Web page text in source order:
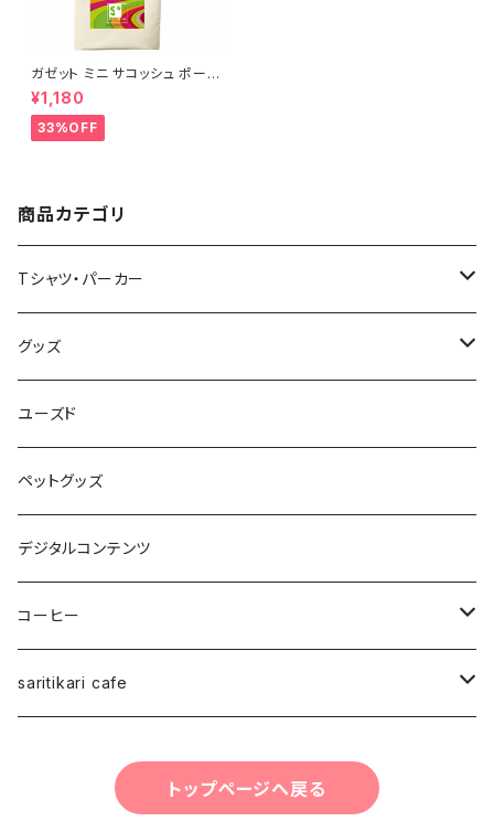
ガゼット ミニ サコッシュ ポーチ
キャンバス ファスナーポーチ 底
マチ付き ナチュラル オリジナル
巾着 プリント バッグ 袋 旅行 化
粧 メイク 筆入 文具 文房具 ペ
ー
¥1,180
33%OFF
商品カテゴリ
Tシャツ・パーカー
半袖Tシャツ
長袖Tシャツ
パーカー・その他
Japan Art
スタッフ
グッズ
バッグ・ポーチ
雑貨・小物
ユーズド
ペットグッズ
デジタルコンテンツ
コーヒー
saritikariブレンドコーヒー豆
saritikari cafe
トップページへ戻る